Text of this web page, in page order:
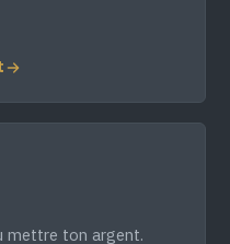
mettre ton argent.